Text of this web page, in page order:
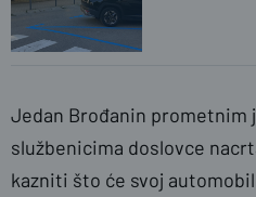
Jedan Brođanin prometnim
službenicima doslovce
kazniti što će svoj